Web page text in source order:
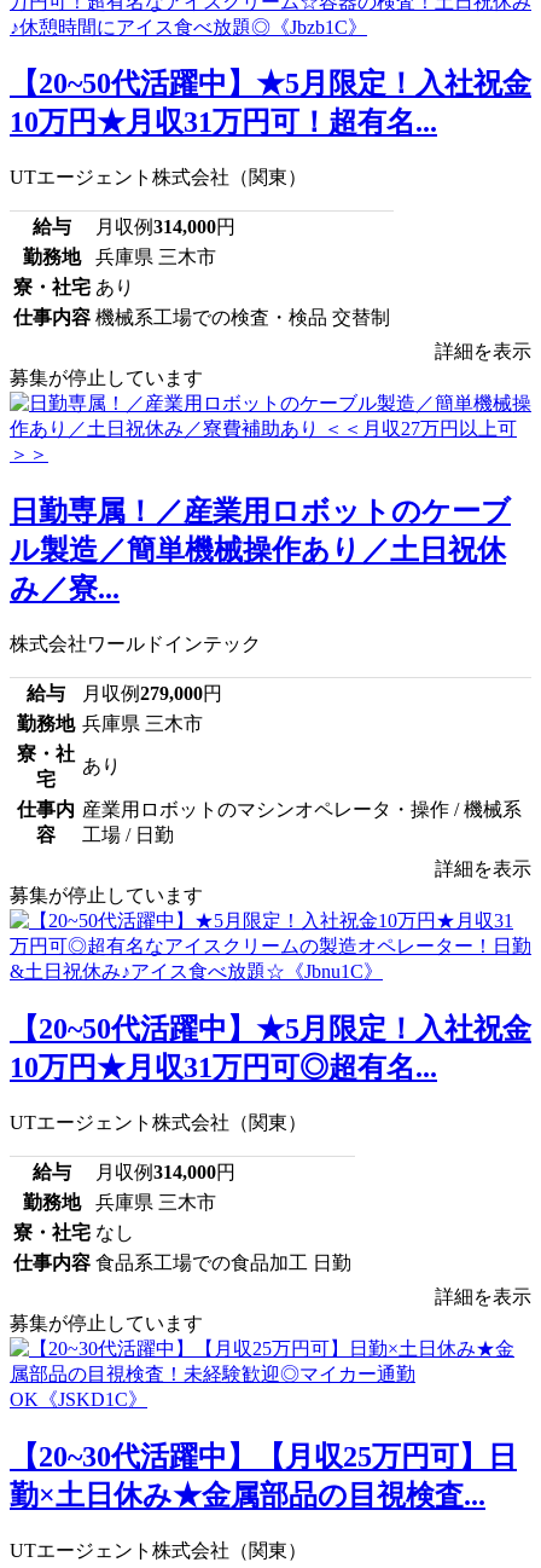
【20~50代活躍中】★5月限定！入社祝金
10万円★月収31万円可！超有名...
UTエージェント株式会社（関東）
給与 月収例314,000円
勤務地
兵庫県 三木市
寮・社宅 あり
仕事内容 機械系工場での検査・検品 交替制
詳細を表示
募集が停止しています
日勤専属！／産業用ロボットのケーブ
ル製造／簡単機械操作あり／土日祝休
み／寮...
株式会社ワールドインテック
給与 月収例279,000円
勤務地 兵庫県 三木市
寮・社
宅
あり
仕事内
容
産業用ロボットのマシンオペレータ・操作 / 機械系
工場 / 日勤
詳細を表示
募集が停止しています
【20~50代活躍中】★5月限定！入社祝金
10万円★月収31万円可◎超有名...
UTエージェント株式会社（関東）
給与 月収例314,000円
勤務地
兵庫県 三木市
寮・社宅 なし
仕事内容 食品系工場での食品加工 日勤
詳細を表示
募集が停止しています
【20~30代活躍中】【月収25万円可】日
勤×土日休み★金属部品の目視検査...
UTエージェント株式会社（関東）